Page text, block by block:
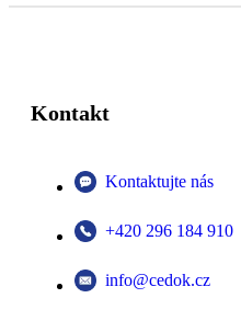
Kontakt
Kontaktujte nás
+420 296 184 910
info@cedok.cz